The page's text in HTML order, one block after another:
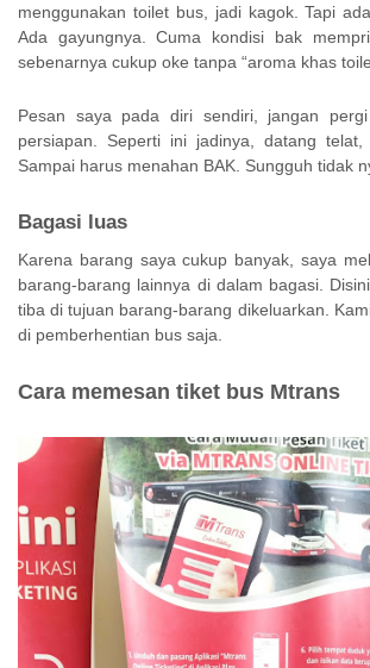
menggunakan toilet bus, jadi kagok. Tapi
Ada gayungnya. Cuma kondisi bak
sebenarnya cukup oke tanpa “aroma khas
Pesan saya pada diri sendiri, jangan
persiapan. Seperti ini jadinya, datang
Sampai harus menahan BAK. Sungguh tidak
Bagasi luas
Karena barang saya cukup banyak, saya
barang-barang lainnya di dalam bagasi.
tiba di tujuan barang-barang dikeluarkan.
di pemberhentian bus saja.
Cara memesan tiket bus Mtrans